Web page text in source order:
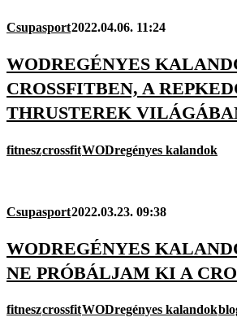
Csupasport2022.04.06. 11:24
WODREGÉNYES
CROSSFITBEN, A
THRUSTEREK
fitneszcrossfitWODregényes kalandok
Csupasport2022.03.23. 09:38
WODREGÉNYES
NE PRÓBÁLJAM KI A
fitneszcrossfitWODregényes kalandok